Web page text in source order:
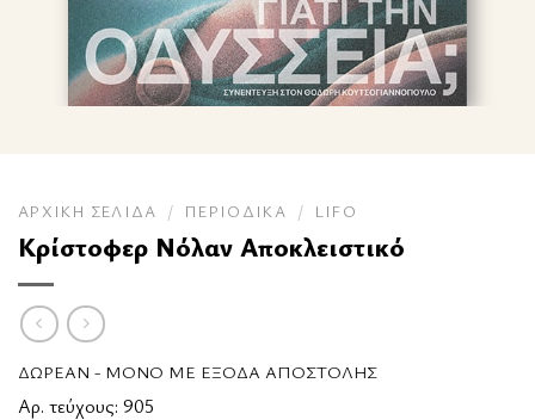
ΑΡΧΙΚΉ ΣΕΛΊΔΑ / ΠΕΡΙΟΔΙΚΆ / LIFO
Κρίστοφερ Νόλαν Αποκλειστικό
ΔΩΡΕΆΝ - ΜΌΝΟ ΜΕ ΈΞΟΔΑ ΑΠΟΣΤΟΛΉΣ
Αρ. τεύχους: 905